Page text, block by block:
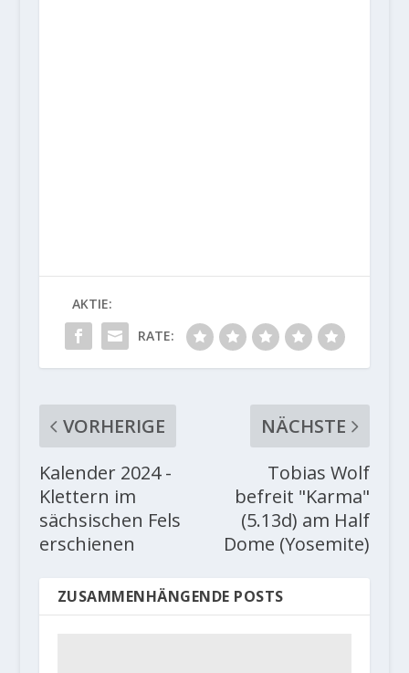
AKTIE:
RATE:
VORHERIGE
Kalender 2024 -
Klettern im
sächsischen Fels
erschienen
NÄCHSTE
Tobias Wolf
befreit "Karma"
(5.13d) am Half
Dome (Yosemite)
ZUSAMMENHÄNGENDE POSTS